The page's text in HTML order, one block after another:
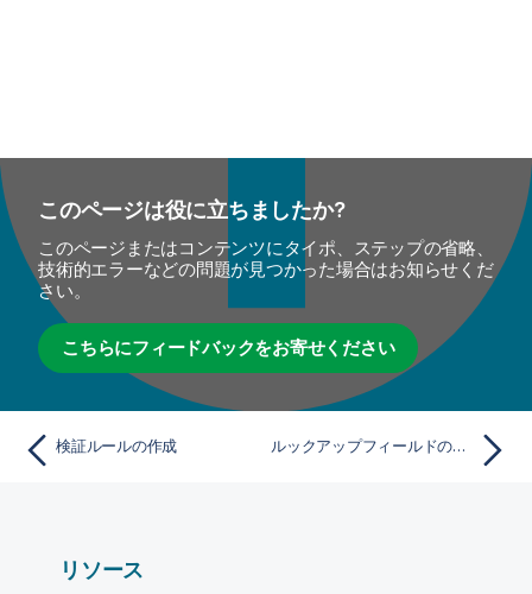
このページは役に立ちましたか?
このページまたはコンテンツにタイポ、ステップの省略、
技術的エラーなどの問題が見つかった場合はお知らせくだ
さい。
こちらにフィードバックをお寄せください
検証ルールの作成 ルックアップフィールドの設定
リソース